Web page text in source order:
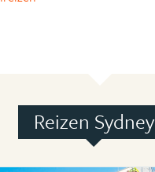
Reizen Sydney